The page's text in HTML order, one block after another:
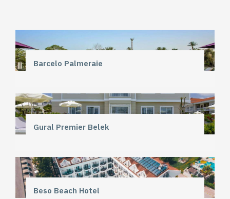
Barcelo Palmeraie
Gural Premier Belek
Beso Beach Hotel